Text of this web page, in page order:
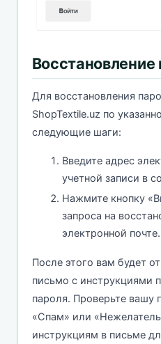
Восстановление
Для восстановления
ShopTextile.uz по
следующие шаги:
Введите адрес
учетной записи в
Нажмите кнопку
запроса на
электронной почте.
После этого вам будет
письмо с инструкциями
пароля. Проверьте вашу
«Спам» или
инструкциям в письме